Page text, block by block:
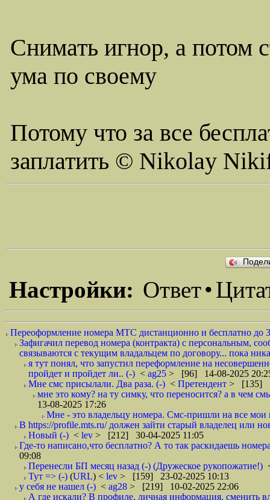
Снимать игнор, а потом
ума по своему
Потому что за все
заплатить © Nikolay
Настройки: Ответ•
Переоформление номера МТС дистанционно и бесплатно до
Зафигачил перевод номера (контракта) с персональным,
связываются с текущим владальцем по договору... пока
я тут понял, что запустил переформление на
пройдет и пройдет ли.. (-) < ag25 > [96] 14-08-2025
Мне смс присылали. Два раза. (-) < Претендент > [135]
мне это кому? на ту симку, что переносится? а в чем
13-08-2025 17:26
Мне - это владельцу номера. Смс-пришли на все мои
В https://profile.mts.ru/ должен зайти старый владелец или
Новый (-) < lev > [212] 30-04-2025 11:05
Где-то написано,что бесплатно? А то так раскидаешь
09:08
Перенесли БП месяц назад (-) (Дружеское рукопожатие!)
Тут => (-) (URL) < lev > [159] 23-02-2025 10:13
у себя не нашел (-) < ag28 > [219] 10-02-2025 22:06
А где искали? В профиле, личная информация, сменить